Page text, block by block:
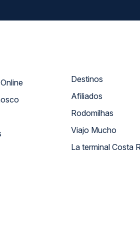
Atendimento Online
Destinos
Afiliados
Rodomilhas
Viajo Mucho
La